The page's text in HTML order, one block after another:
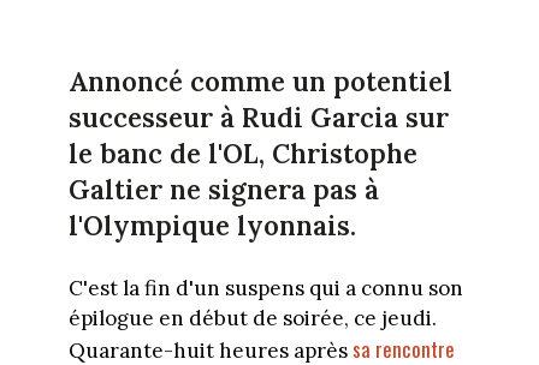
Annoncé comme un potentiel
successeur à Rudi Garcia sur
le banc de l'OL, Christophe
Galtier ne signera pas à
l'Olympique lyonnais.
C'est la fin d'un suspens qui a connu son
épilogue en début de soirée, ce jeudi.
Quarante-huit heures aprèssa rencontre